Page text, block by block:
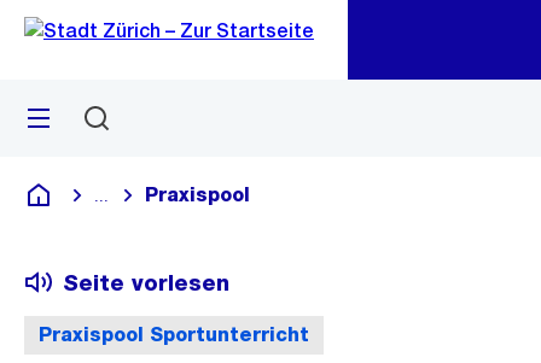
Navigation
Sprunglink
Menü
Deutsch
Blende alle Breadcrumbs ein
Praxispool
Praxispool Sportunterricht
Seite vorlesen